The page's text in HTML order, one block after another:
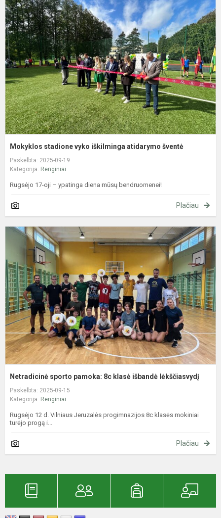
Mokyklos stadione vyko iškilminga atidarymo šventė
Paskelbta: 2025-09-19
Kategorija: Renginiai
Rugsėjo 17-oji – ypatinga diena mūsų bendruomenei!
Plačiau
Netradicinė sporto pamoka: 8c klasė išbandė lėkščiasvydį
Paskelbta: 2025-09-15
Kategorija: Renginiai
Rugsėjo 12 d. Vilniaus Jeruzalės progimnazijos 8c klasės mokiniai
turėjo progą i...
Plačiau